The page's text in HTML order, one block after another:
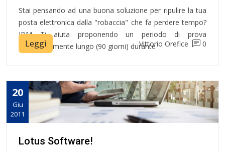
Stai pensando ad una buona soluzione per ripulire la tua
posta elettronica dalla "robaccia" che fa perdere tempo?
IBM Ti aiuta proponendo un periodo di prova
eccezionalmente lungo (90 giorni) durante
Leggi Vittorio Orefice 0
20
Giu
2011
Lotus Software!